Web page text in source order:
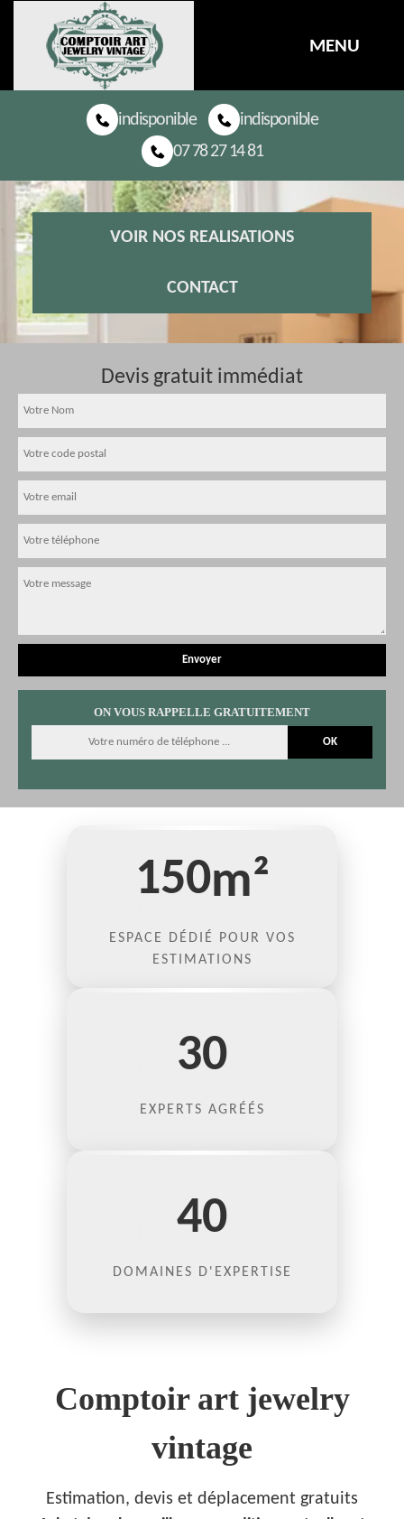
MENU
indisponible
indisponible
07 78 27 14 81
VOIR NOS REALISATIONS
CONTACT
Devis gratuit immédiat
ON VOUS RAPPELLE GRATUITEMENT
150m²
ESPACE DÉDIÉ POUR VOS
ESTIMATIONS
30
EXPERTS AGRÉÉS
40
DOMAINES D'EXPERTISE
Comptoir art jewelry
vintage
Estimation, devis et déplacement gratuits